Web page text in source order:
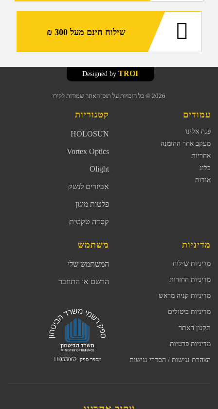
שילוח חינם מעל 300 ₪
2026 © כל הזכויות על תוכן האתר שמורות לקירו
TROI
עמודים
פנה אלינו
מעקב אחר ההזמנה
אחריות
בלוג
אודות
קטגוריות
HOLOSUN
Vortex Optics
Olight
אביזרים לנשק
פלטות מיגון
קסדה טקטית
מדיניות
מדיניות שילוח
מדיניות החזרות
מדיניות קניה מראש
מדיניות ביטולים
תקנון האתר
מדיניות פרטיות
הצהרת נגישות / הסדרי נגישות
משתמש
המשתמש שלי
הרשם או התחבר
מספר ספק: 11033062